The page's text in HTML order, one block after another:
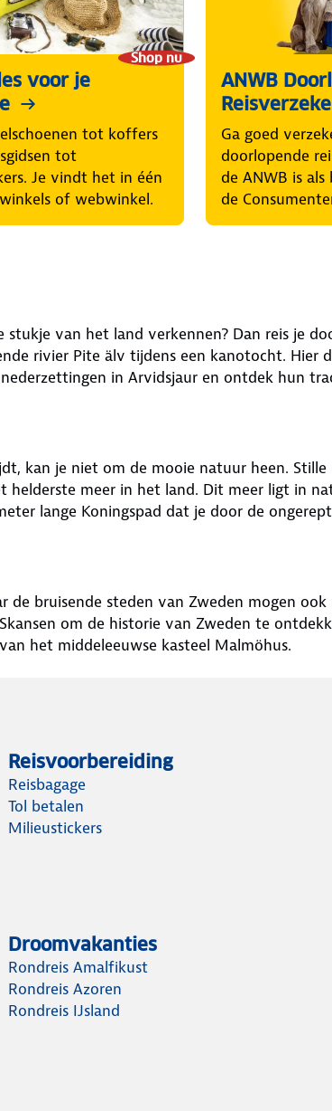
Shop nu
voor je
tot koffers
tot
Je vindt het in één
of webwinkel.
ANWB
Ga goed
doorlopende
de ANWB is
de
van het land verkennen? Dan reis je
rivier Pite älv tijdens een kanotocht.
in Arvidsjaur en ontdek hun
kan je niet om de mooie natuur heen.
helderste meer in het land. Dit meer ligt in
lange Koningspad dat je door de
de bruisende steden van Zweden mogen
om de historie van Zweden te
het middeleeuwse kasteel Malmöhus.
Reisvoorbereiding
Reisbagage
Tol betalen
Milieustickers
Droomvakanties
Rondreis Amalfikust
Rondreis Azoren
Rondreis IJsland